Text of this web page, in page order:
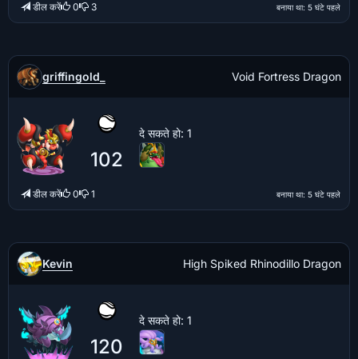
बनाया था: 5 घंटे पहले
डील करें 0 3
griffingold_ Void Fortress Dragon
102
दे सकते हो: 1
बनाया था: 5 घंटे पहले
डील करें 0 1
Kevin High Spiked Rhinodillo Dragon
120
दे सकते हो: 1